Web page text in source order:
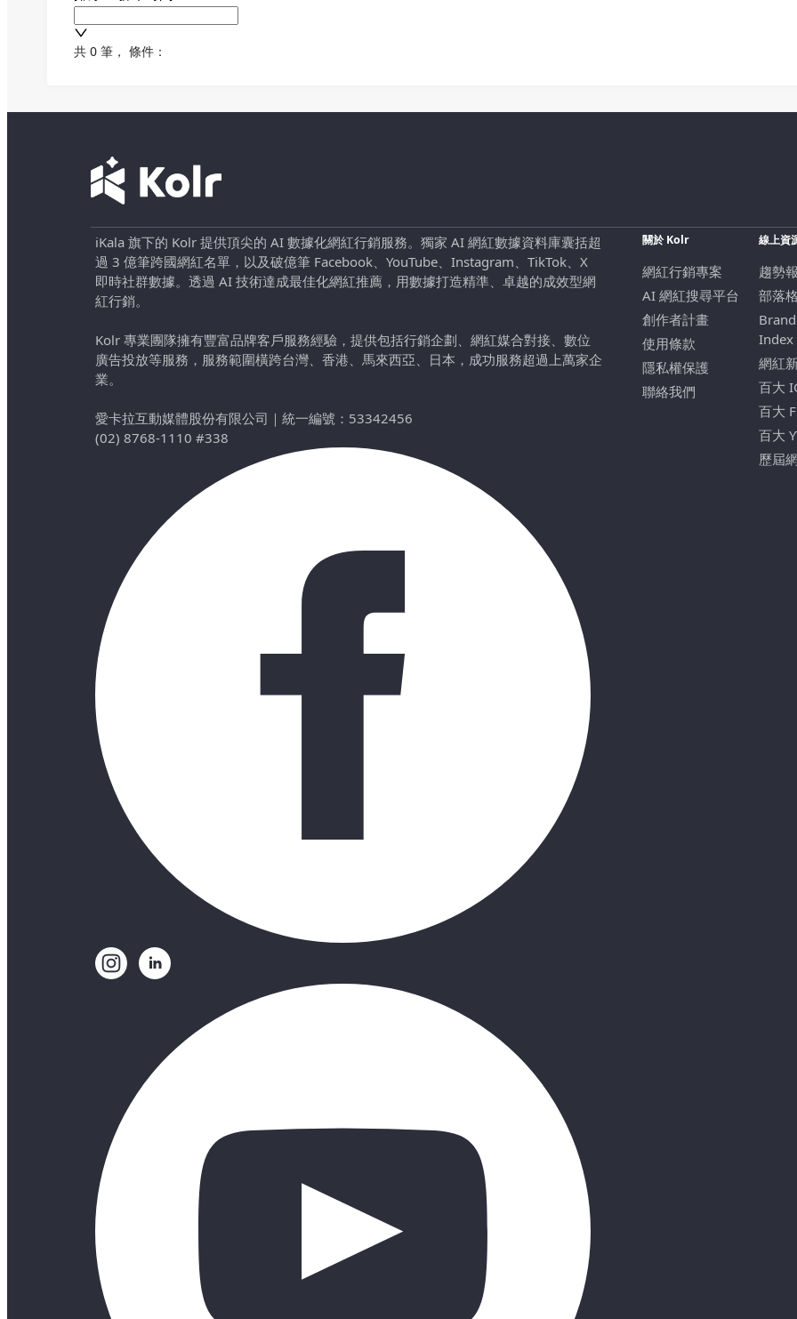
共 0 筆 ， 條件：
iKala 旗下的 Kolr 提供頂尖的 AI 數據化網紅行銷服務。獨家 AI 網紅數據資料庫囊括超
過 3 億筆跨國網紅名單，以及破億筆 Facebook、YouTube、Instagram、TikTok、X
即時社群數據。透過 AI 技術達成最佳化網紅推薦，用數據打造精準、卓越的成效型網
紅行銷。
Kolr 專業團隊擁有豐富品牌客戶服務經驗，提供包括行銷企劃、網紅媒合對接、數位
廣告投放等服務，服務範圍橫跨台灣、香港、馬來西亞、日本，成功服務超過上萬家企
業。
愛卡拉互動媒體股份有限公司 ｜ 統一編號：53342456
(02) 8768-1110 #338
關於 Kolr
網紅行銷專案
AI 網紅搜尋平台
創作者計畫
使用條款
隱私權保護
聯絡我們
線上資
趨勢
部落格
Index
網紅
百大
百大
百大
歷屆